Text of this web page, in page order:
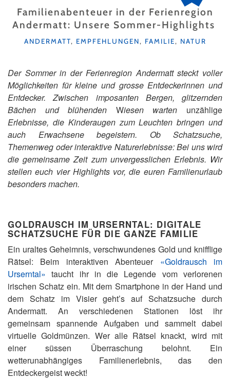
Familienabenteuer in der Ferienregion
Andermatt: Unsere Sommer-Highlights
KATEGORIEN
ANDERMATT, EMPFEHLUNGEN, FAMILIE, NATUR
Der Sommer in der Ferienregion Andermatt steckt voller
Möglichkeiten für kleine und grosse Entdeckerinnen und
Entdecker. Zwischen imposanten Bergen, glitzernden
Bächen und blühenden Wiesen warten unzählige
Erlebnisse, die Kinderaugen zum Leuchten bringen und
auch Erwachsene begeistern. Ob Schatzsuche,
Themenweg oder interaktive Naturerlebnisse: Bei uns wird
die gemeinsame Zeit zum unvergesslichen Erlebnis. Wir
stellen euch vier Highlights vor, die euren Familienurlaub
besonders machen.
GOLDRAUSCH IM URSERNTAL: DIGITALE
SCHATZSUCHE FÜR DIE GANZE FAMILIE
Ein uraltes Geheimnis, verschwundenes Gold und knifflige
Rätsel: Beim interaktiven Abenteuer «Goldrausch im
Urserntal» taucht ihr in die Legende vom verlorenen
irischen Schatz ein. Mit dem Smartphone in der Hand und
dem Schatz im Visier geht’s auf Schatzsuche durch
Andermatt. An verschiedenen Stationen löst ihr
gemeinsam spannende Aufgaben und sammelt dabei
virtuelle Goldmünzen. Wer alle Rätsel knackt, wird mit
einer süssen Überraschung belohnt. Ein
wetterunabhängiges Familienerlebnis, das den
Entdeckergeist weckt!